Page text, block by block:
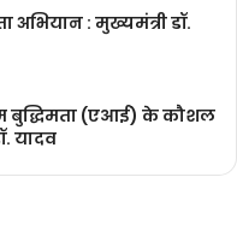
: मुख्यमंत्री डॉ.
बुद्धिमता (एआई) के कौशल
यादव